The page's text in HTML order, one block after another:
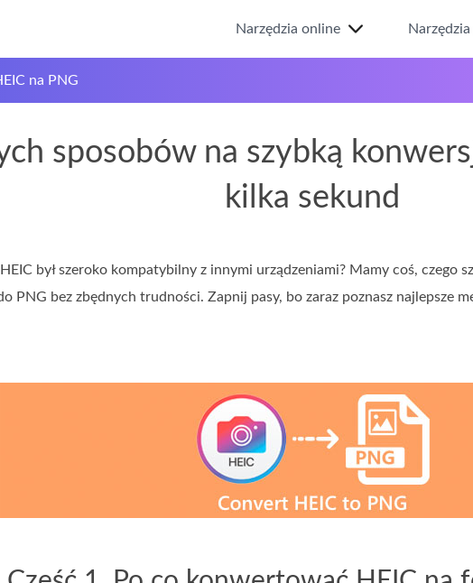
Narzędzia online
na PNG
sposobów na szybką
kilka sekund
był szeroko kompatybilny z innymi urządzeniami? Mamy coś, czego
PNG bez zbędnych trudności. Zapnij pasy, bo zaraz poznasz najlepsze